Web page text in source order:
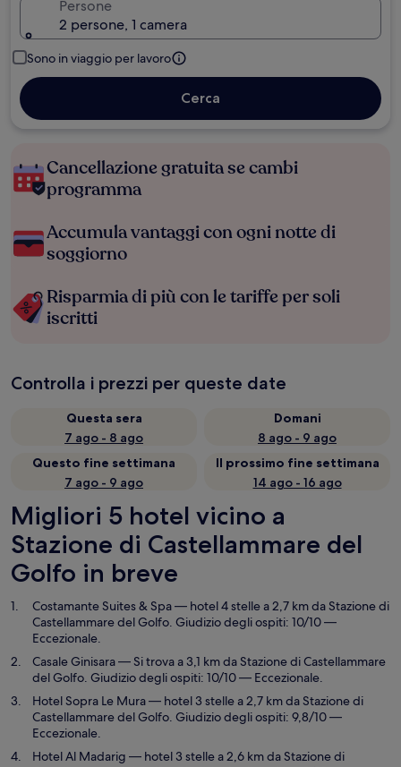
Persone
2 persone, 1 camera
Sono in viaggio per lavoro
Cerca
Cancellazione gratuita se cambi
programma
Accumula vantaggi con ogni notte di
soggiorno
Risparmia di più con le tariffe per soli
iscritti
Controlla i prezzi per queste date
Questa sera
7 ago - 8 ago
Domani
8 ago - 9 ago
Questo fine settimana
7 ago - 9 ago
Il prossimo fine settimana
14 ago - 16 ago
Migliori 5 hotel vicino a
Stazione di Castellammare del
Golfo in breve
Costamante Suites & Spa— hotel 4 stelle a 2,7 km da Stazione di
Castellammare del Golfo. Giudizio degli ospiti: 10/10 —
Eccezionale.
Casale Ginisara— Si trova a 3,1 km da Stazione di Castellammare
del Golfo. Giudizio degli ospiti: 10/10 — Eccezionale.
Hotel Sopra Le Mura— hotel 3 stelle a 2,7 km da Stazione di
Castellammare del Golfo. Giudizio degli ospiti: 9,8/10 —
Eccezionale.
Hotel Al Madarig — hotel 3 stelle a 2,6 km da Stazione di